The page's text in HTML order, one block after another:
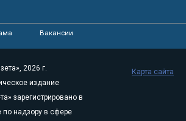
Вакансии
2026 г.
издание
зарегистрировано в
надзору в сфере
Карта сайта